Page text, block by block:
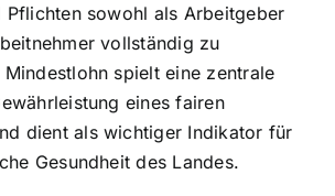
Pflichten sowohl als Arbeitgeber
vollständig zu
spielt eine zentrale
eines fairen
dient als wichtiger Indikator für
Gesundheit des Landes.